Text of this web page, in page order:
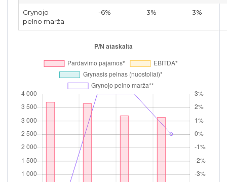
Grynojo
pelno marža
-6% 3% 3%